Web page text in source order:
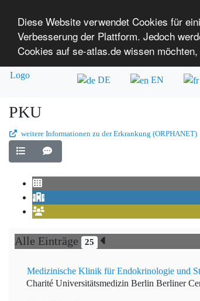
Diese Website verwendet Cookies für
Verbesserung der Plattform. Jedoch
Cookies auf se-atlas.de wissen
SE-ATLAS
Versorgungsatlas für
Überblick über Einrichtungen
DE EN
PKU
weitere Informationen zu der Erkrankung (ORPHANET)
Alle Einträge 25
Medizinische Klinik für Endokrinologie und
Charité Universitätsmedizin Berlin Berliner